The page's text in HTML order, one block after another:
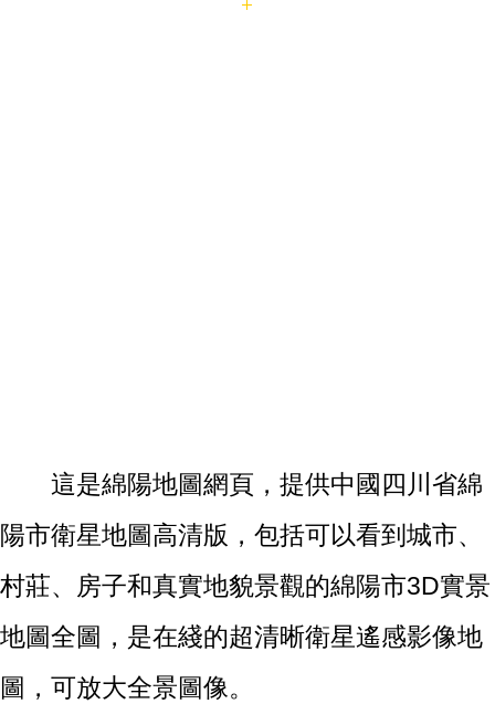
這是綿陽地圖網頁，提供中國四川省綿
陽市衛星地圖高清版，包括可以看到城市、
村莊、房子和真實地貌景觀的綿陽市3D實景
地圖全圖，是在綫的超清晰衛星遙感影像地
圖，可放大全景圖像。